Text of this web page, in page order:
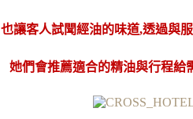
也讓客人試聞經油的味道,透過與
她們會推薦適合的精油與行程給